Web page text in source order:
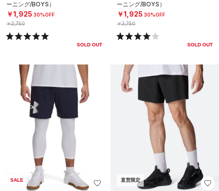
ーニング/BOYS）
￥1,925 30%OFF
￥2,750
SOLD OUT
ーニング/BOYS）
￥1,925 30%OFF
￥2,750
SOLD OUT
SALE 直営限定